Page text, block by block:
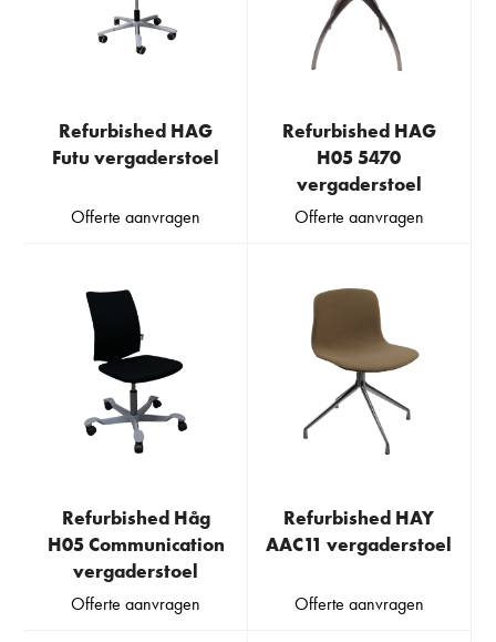
Refurbished HAG
Futu vergaderstoel
Offerte aanvragen
Refurbished HAG
H05 5470
vergaderstoel
Offerte aanvragen
Refurbished Håg
H05 Communication
vergaderstoel
Offerte aanvragen
Refurbished HAY
AAC11 vergaderstoel
Offerte aanvragen